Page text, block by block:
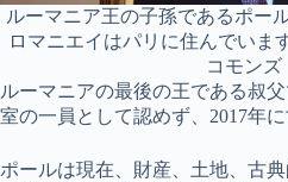
ルーマニア王の子孫であるポー
ロマニエイはパリに住んでいま
コモンズ
ルーマニアの最後の王である叔
室の一員として認めず、2017年に
ポールは現在、財産、土地、古